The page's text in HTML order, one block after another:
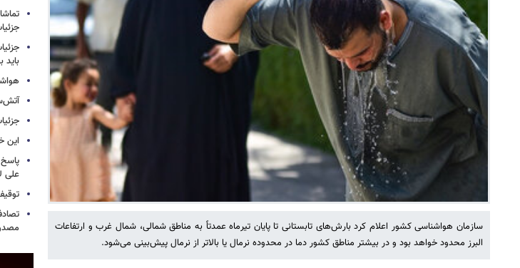
سازمان هواشناسی کشور اعلام کرد بارش‌های تابستانی تا پایان تیرماه عمدتاً به مناطق شمالی، شمال غرب و ارتفاعات
البرز محدود خواهد بود و در بیشتر مناطق کشور دما در محدوده نرمال یا بالاتر از نرمال پیش‌بینی می‌شود.
این
علی
توقیف ۱۷۲ دستگاه خودروی